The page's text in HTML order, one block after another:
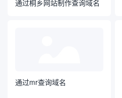
通过桐乡网站制作查询域名
通过mr查询域名